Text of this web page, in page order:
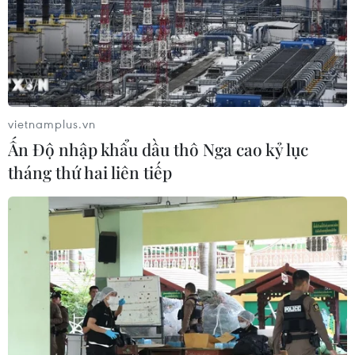
TIN LIÊN QUAN
vietnamplus.vn
Ấn Độ nhập khẩu dầu thô Nga cao kỷ lục
tháng thứ hai liên tiếp